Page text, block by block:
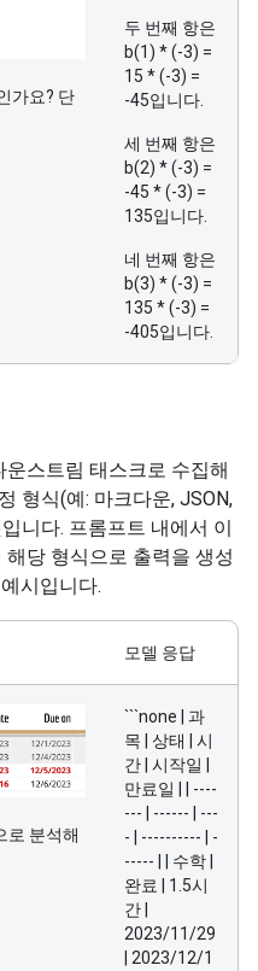
가요? 단
두 번째 항은
b(1) * (-3) =
15 * (-3) =
-45입니다.
세 번째 항은
b(2) * (-3) =
-45 * (-3) =
135입니다.
네 번째 항은
b(3) * (-3) =
135 * (-3) =
-405입니다.
스트림 태스크로 수집해
형식(예: 마크다운, JSON,
니다. 프롬프트 내에서 이
당 형식으로 출력을 생성
시입니다.
모델 응답
로 분석해
```none | 과
목 | 상태 | 시
간 | 시작일 |
만료일 | | ----
--- | ------ | ---
- | ---------- | -
----- | | 수학 |
완료 | 1.5시
간 |
2023/11/29
| 2023/12/1